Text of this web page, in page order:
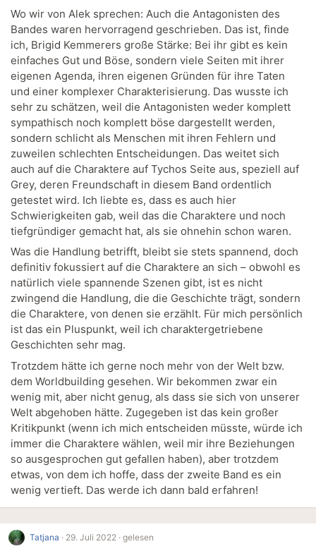
Wo wir von Alek sprechen: Auch die Antagonisten des
Bandes waren hervorragend geschrieben. Das ist, finde
ich, Brigid Kemmerers große Stärke: Bei ihr gibt es kein
einfaches Gut und Böse, sondern viele Seiten mit ihrer
eigenen Agenda, ihren eigenen Gründen für ihre Taten
und einer komplexer Charakterisierung. Das wusste ich
sehr zu schätzen, weil die Antagonisten weder komplett
sympathisch noch komplett böse dargestellt werden,
sondern schlicht als Menschen mit ihren Fehlern und
zuweilen schlechten Entscheidungen. Das weitet sich
auch auf die Charaktere auf Tychos Seite aus, speziell auf
Grey, deren Freundschaft in diesem Band ordentlich
getestet wird. Ich liebte es, dass es auch hier
Schwierigkeiten gab, weil das die Charaktere und noch
tiefgründiger gemacht hat, als sie ohnehin schon waren.
Was die Handlung betrifft, bleibt sie stets spannend, doch
definitiv fokussiert auf die Charaktere an sich – obwohl es
natürlich viele spannende Szenen gibt, ist es nicht
zwingend die Handlung, die die Geschichte trägt, sondern
die Charaktere, von denen sie erzählt. Für mich persönlich
ist das ein Pluspunkt, weil ich charaktergetriebene
Geschichten sehr mag.
Trotzdem hätte ich gerne noch mehr von der Welt bzw.
dem Worldbuilding gesehen. Wir bekommen zwar ein
wenig mit, aber nicht genug, als dass sie sich von unserer
Welt abgehoben hätte. Zugegeben ist das kein großer
Kritikpunkt (wenn ich mich entscheiden müsste, würde ich
immer die Charaktere wählen, weil mir ihre Beziehungen
so ausgesprochen gut gefallen haben), aber trotzdem
etwas, von dem ich hoffe, dass der zweite Band es ein
wenig vertieft. Das werde ich dann bald erfahren!
Tatjana · 29. Juli 2022 · gelesen